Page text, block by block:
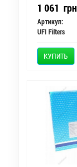
1 061 грн
Артикул:
UFI Filters
КУПИТЬ